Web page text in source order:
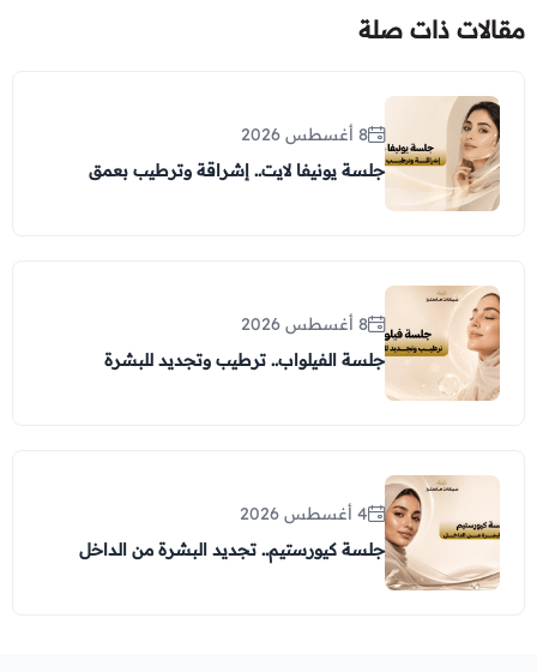
مقالات ذات صلة
8 أغسطس 2026
جلسة يونيفا لايت.. إشراقة وترطيب بعمق
8 أغسطس 2026
جلسة الفيلواب.. ترطيب وتجديد للبشرة
4 أغسطس 2026
جلسة كيورستيم.. تجديد البشرة من الداخل